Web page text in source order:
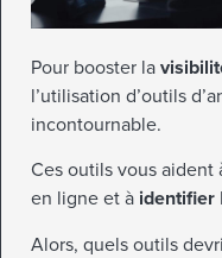
Pour booster la
l’utilisation d’outils
incontournable.
Ces outils vous aident
en ligne et à identifier
Alors, quels outils